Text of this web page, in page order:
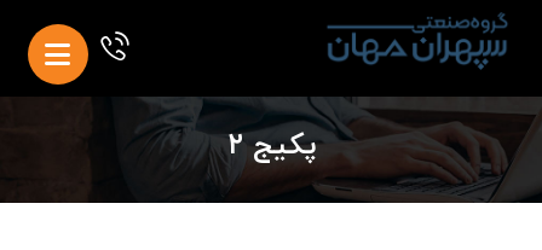
پکیج ۲